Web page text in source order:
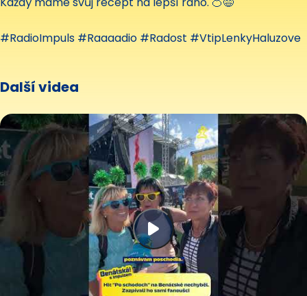
#RadioImpuls #Raaaadio #Radost #VtipLenkyHaluzove
Další videa